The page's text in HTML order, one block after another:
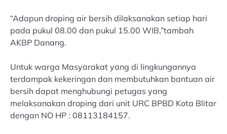
“Adapun droping air bersih dilaksanakan setiap hari
pada pukul 08.00 dan pukul 15.00 WIB,”tambah
AKBP Danang.
Untuk warga Masyarakat yang di lingkungannya
terdampak kekeringan dan membutuhkan bantuan air
bersih dapat menghubungi petugas yang
melaksanakan droping dari unit URC BPBD Kota Blitar
dengan NO HP : 08113184157.